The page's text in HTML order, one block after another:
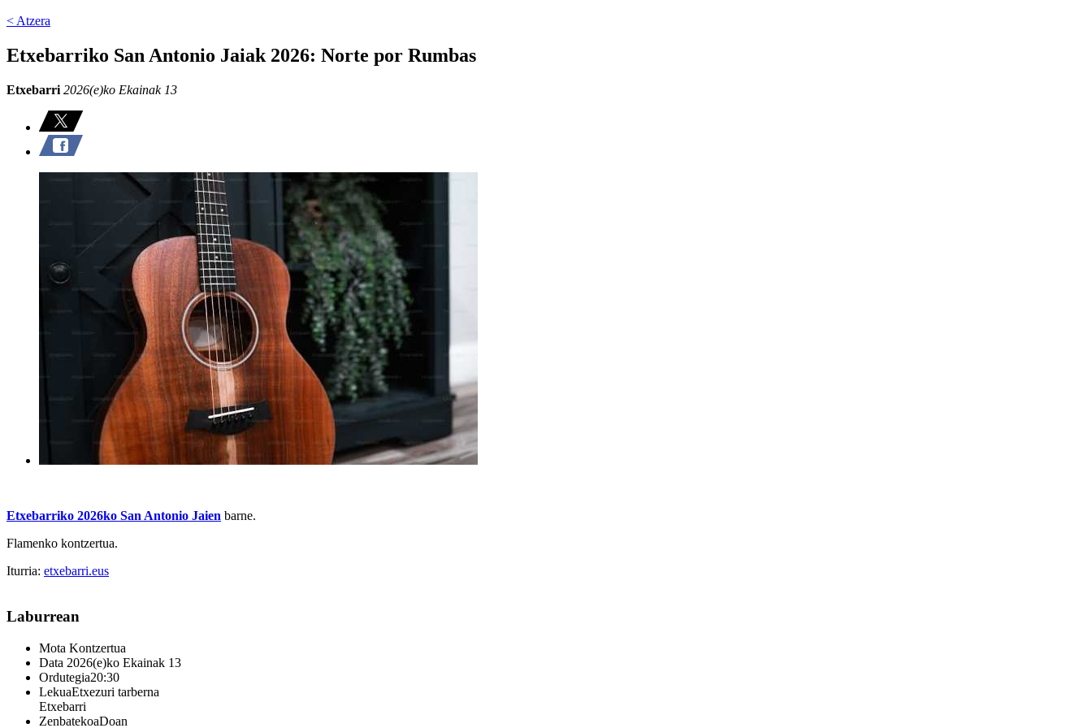
< Atzera
Etxebarriko San Antonio Jaiak 2026: Norte por Rumbas
Etxebarri 2026(e)ko Ekainak 13
Etxebarriko 2026ko San Antonio Jaien barne.
Flamenko kontzertua.
Iturria: etxebarri.eus
Laburrean
Mota Kontzertua
Data 2026(e)ko Ekainak 13
Ordutegia20:30
LekuaEtxezuri tarberna
Etxebarri
ZenbatekoaDoan